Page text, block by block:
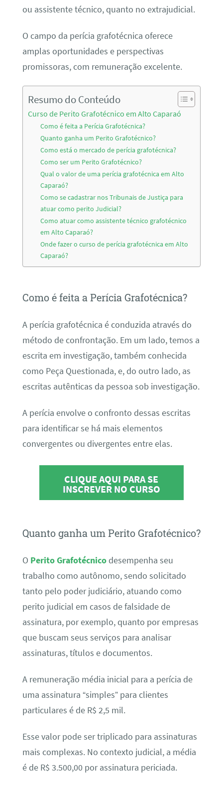
ou assistente técnico, quanto no extrajudicial.
O campo da perícia grafotécnica oferece
amplas oportunidades e perspectivas
promissoras, com remuneração excelente.
Resumo do Conteúdo
Curso de Perito Grafotécnico em Alto Caparaó
Como é feita a Perícia Grafotécnica?
Quanto ganha um Perito Grafotécnico?
Como está o mercado de perícia grafotécnica?
Como ser um Perito Grafotécnico?
Qual o valor de uma perícia grafotécnica em Alto
Caparaó?
Como se cadastrar nos Tribunais de Justiça para
atuar como perito Judicial?
Como atuar como assistente técnico grafotécnico
em Alto Caparaó?
Onde fazer o curso de perícia grafotécnica em Alto
Caparaó?
Como é feita a Perícia Grafotécnica?
A perícia grafotécnica é conduzida através do
método de confrontação. Em um lado, temos a
escrita em investigação, também conhecida
como Peça Questionada, e, do outro lado, as
escritas autênticas da pessoa sob investigação.
A perícia envolve o confronto dessas escritas
para identificar se há mais elementos
convergentes ou divergentes entre elas.
CLIQUE AQUI PARA SE
INSCREVER NO CURSO
Quanto ganha um Perito Grafotécnico?
O Perito Grafotécnicodesempenha seu
trabalho como autônomo, sendo solicitado
tanto pelo poder judiciário, atuando como
perito judicial em casos de falsidade de
assinatura, por exemplo, quanto por empresas
que buscam seus serviços para analisar
assinaturas, títulos e documentos.
A remuneração média inicial para a perícia de
uma assinatura “simples” para clientes
particulares é de R$ 2,5 mil.
Esse valor pode ser triplicado para assinaturas
mais complexas. No contexto judicial, a média
é de R$ 3.500,00 por assinatura periciada.